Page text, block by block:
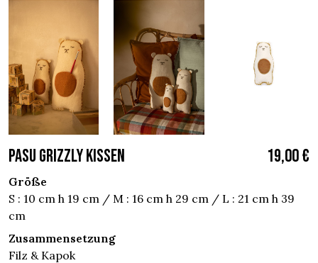
PASU GRIZZLY KISSEN 19,00 €
Größe
S : 10 cm h 19 cm / M : 16 cm h 29 cm / L : 21 cm h 39
cm
Zusammensetzung
Filz & Kapok